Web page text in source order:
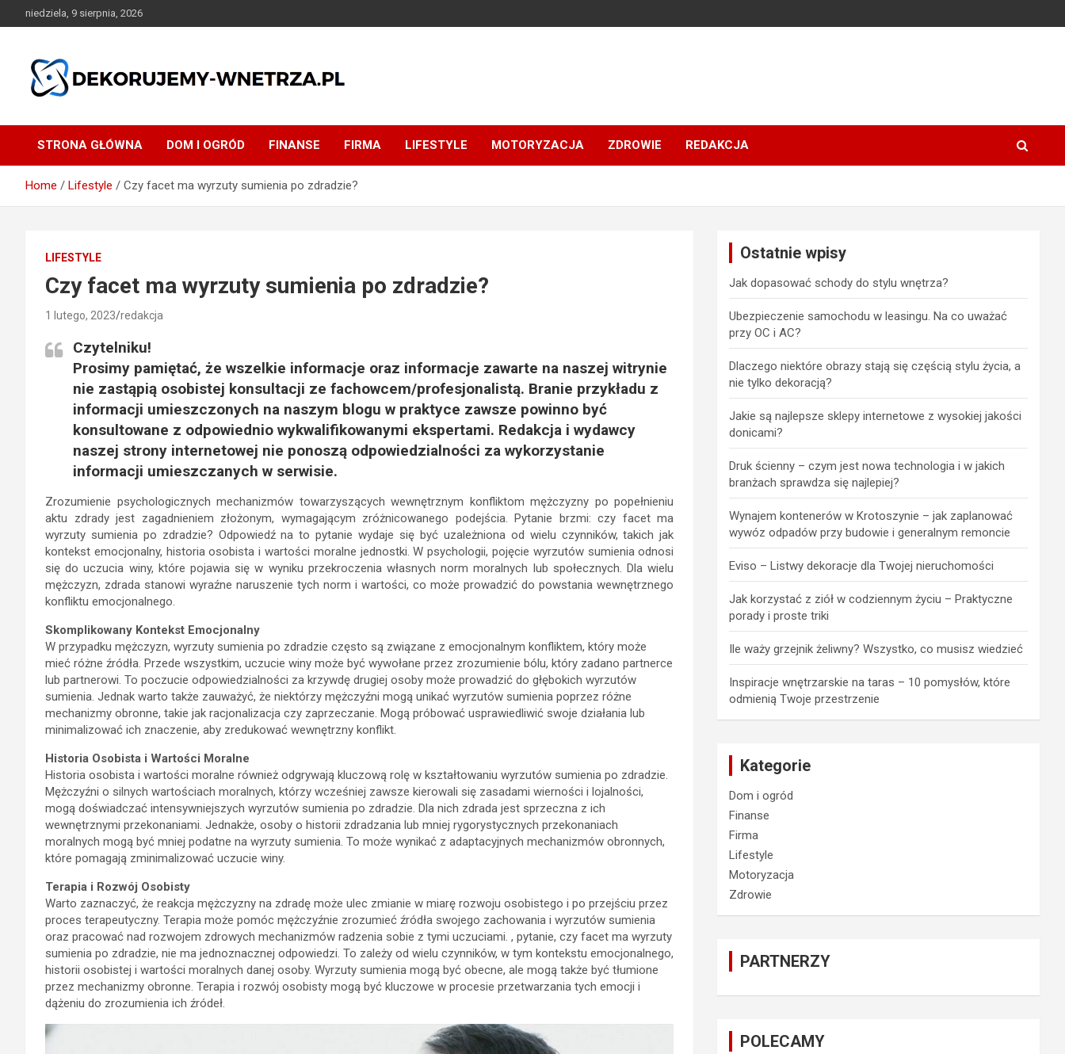
to
niedziela, 9 sierpnia, 2026
dekorujemy-wnetrza.pl
STRONA GŁÓWNA DOM I OGRÓD FINANSE FIRMA LIFESTYLE MOTORYZACJA ZDROWIE REDAKCJA
Home Lifestyle Czy facet ma wyrzuty sumienia po zdradzie?
LIFESTYLE
Czy facet ma wyrzuty sumienia po zdradzie?
1 lutego, 2023 redakcja
Czytelniku!
Prosimy pamiętać, że wszelkie informacje oraz informacje zawarte na naszej witrynie
nie zastąpią osobistej konsultacji ze fachowcem/profesjonalistą. Branie przykładu z
informacji umieszczonych na naszym blogu w praktyce zawsze powinno być
konsultowane z odpowiednio wykwalifikowanymi ekspertami. Redakcja i wydawcy
naszej strony internetowej nie ponoszą odpowiedzialności za wykorzystanie
informacji umieszczanych w serwisie.
Zrozumienie psychologicznych mechanizmów towarzyszących wewnętrznym konfliktom mężczyzny po popełnieniu
aktu zdrady jest zagadnieniem złożonym, wymagającym zróżnicowanego podejścia. Pytanie brzmi: czy facet ma
wyrzuty sumienia po zdradzie? Odpowiedź na to pytanie wydaje się być uzależniona od wielu czynników, takich jak
kontekst emocjonalny, historia osobista i wartości moralne jednostki. W psychologii, pojęcie wyrzutów sumienia odnosi
się do uczucia winy, które pojawia się w wyniku przekroczenia własnych norm moralnych lub społecznych. Dla wielu
mężczyzn, zdrada stanowi wyraźne naruszenie tych norm i wartości, co może prowadzić do powstania wewnętrznego
konfliktu emocjonalnego.
Skomplikowany Kontekst Emocjonalny
W przypadku mężczyzn, wyrzuty sumienia po zdradzie często są związane z emocjonalnym konfliktem, który może
mieć różne źródła. Przede wszystkim, uczucie winy może być wywołane przez zrozumienie bólu, który zadano partnerce
lub partnerowi. To poczucie odpowiedzialności za krzywdę drugiej osoby może prowadzić do głębokich wyrzutów
sumienia. Jednak warto także zauważyć, że niektórzy mężczyźni mogą unikać wyrzutów sumienia poprzez różne
mechanizmy obronne, takie jak racjonalizacja czy zaprzeczanie. Mogą próbować usprawiedliwić swoje działania lub
minimalizować ich znaczenie, aby zredukować wewnętrzny konflikt.
Historia Osobista i Wartości Moralne
Historia osobista i wartości moralne również odgrywają kluczową rolę w kształtowaniu wyrzutów sumienia po zdradzie.
Mężczyźni o silnych wartościach moralnych, którzy wcześniej zawsze kierowali się zasadami wierności i lojalności,
mogą doświadczać intensywniejszych wyrzutów sumienia po zdradzie. Dla nich zdrada jest sprzeczna z ich
wewnętrznymi przekonaniami. Jednakże, osoby o historii zdradzania lub mniej rygorystycznych przekonaniach
moralnych mogą być mniej podatne na wyrzuty sumienia. To może wynikać z adaptacyjnych mechanizmów obronnych,
które pomagają zminimalizować uczucie winy.
Terapia i Rozwój Osobisty
Warto zaznaczyć, że reakcja mężczyzny na zdradę może ulec zmianie w miarę rozwoju osobistego i po przejściu przez
proces terapeutyczny. Terapia może pomóc mężczyźnie zrozumieć źródła swojego zachowania i wyrzutów sumienia
oraz pracować nad rozwojem zdrowych mechanizmów radzenia sobie z tymi uczuciami. , pytanie, czy facet ma wyrzuty
sumienia po zdradzie, nie ma jednoznacznej odpowiedzi. To zależy od wielu czynników, w tym kontekstu emocjonalnego,
historii osobistej i wartości moralnych danej osoby. Wyrzuty sumienia mogą być obecne, ale mogą także być tłumione
przez mechanizmy obronne. Terapia i rozwój osobisty mogą być kluczowe w procesie przetwarzania tych emocji i
dążeniu do zrozumienia ich źródeł.
Ostatnie wpisy
Jak dopasować schody do stylu wnętrza?
Ubezpieczenie samochodu w leasingu. Na co uważać
przy OC i AC?
Dlaczego niektóre obrazy stają się częścią stylu życia, a
nie tylko dekoracją?
Jakie są najlepsze sklepy internetowe z wysokiej jakości
donicami?
Druk ścienny – czym jest nowa technologia i w jakich
branżach sprawdza się najlepiej?
Wynajem kontenerów w Krotoszynie – jak zaplanować
wywóz odpadów przy budowie i generalnym remoncie
Eviso – Listwy dekoracje dla Twojej nieruchomości
Jak korzystać z ziół w codziennym życiu – Praktyczne
porady i proste triki
Ile waży grzejnik żeliwny? Wszystko, co musisz wiedzieć
Inspiracje wnętrzarskie na taras – 10 pomysłów, które
odmienią Twoje przestrzenie
Kategorie
Dom i ogród
Finanse
Firma
Lifestyle
Motoryzacja
Zdrowie
PARTNERZY
POLECAMY